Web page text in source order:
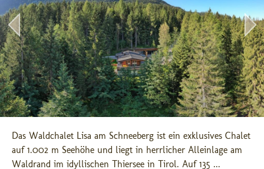
Das Waldchalet Lisa am Schneeberg ist ein exklusives Chalet
auf 1.002 m Seehöhe und liegt in herrlicher Alleinlage am
Waldrand im idyllischen Thiersee in Tirol. Auf 135 ...